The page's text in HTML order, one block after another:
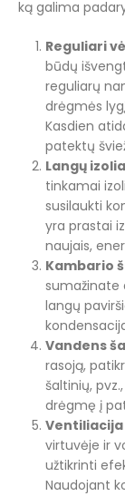
ką galima
Reguliari
būdų
reguliarų
drėgmės
Kasdien
patektų
Langų
tinkamai
susilaukti
yra prastai
naujais,
Kambario
sumažinate
langų
Vandens
rasoją,
šaltinių,
drėgmę į
virtuvėje ir
užtikrinti
Naudojant